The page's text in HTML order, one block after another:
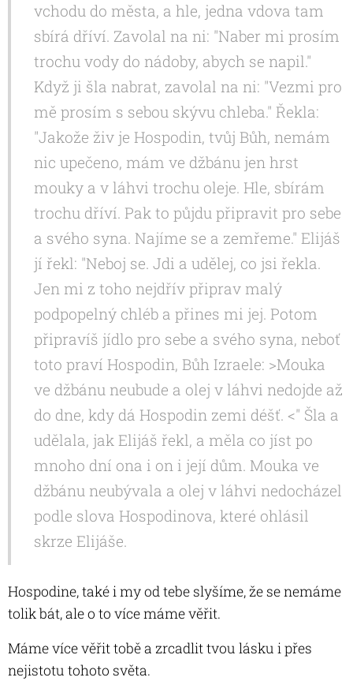
vchodu do města, a hle, jedna vdova tam
sbírá dříví. Zavolal na ni: "Naber mi prosím
trochu vody do nádoby, abych se napil."
Když ji šla nabrat, zavolal na ni: "Vezmi pro
mě prosím s sebou skývu chleba." Řekla:
"Jakože živ je Hospodin, tvůj Bůh, nemám
nic upečeno, mám ve džbánu jen hrst
mouky a v láhvi trochu oleje. Hle, sbírám
trochu dříví. Pak to půjdu připravit pro sebe
a svého syna. Najíme se a zemřeme." Elijáš
jí řekl: "Neboj se. Jdi a udělej, co jsi řekla.
Jen mi z toho nejdřív připrav malý
podpopelný chléb a přines mi jej. Potom
připravíš jídlo pro sebe a svého syna, neboť
toto praví Hospodin, Bůh Izraele: >Mouka
ve džbánu neubude a olej v láhvi nedojde až
do dne, kdy dá Hospodin zemi déšť. <" Šla a
udělala, jak Elijáš řekl, a měla co jíst po
mnoho dní ona i on i její dům. Mouka ve
džbánu neubývala a olej v láhvi nedocházel
podle slova Hospodinova, které ohlásil
skrze Elijáše.
Hospodine, také i my od tebe slyšíme, že se nemáme
tolik bát, ale o to více máme věřit.
Máme více věřit tobě a zrcadlit tvou lásku i přes
nejistotu tohoto světa.